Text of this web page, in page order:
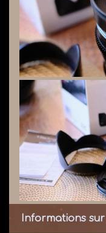
Informations